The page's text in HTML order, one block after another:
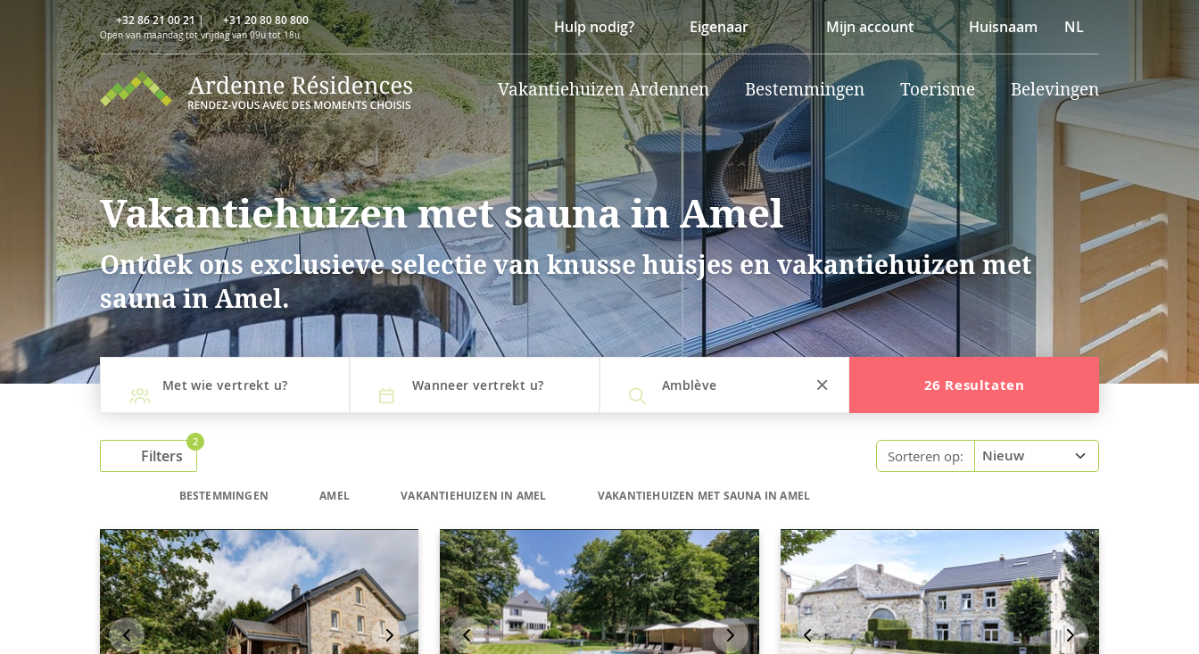
+32 86 21 00 21| +31 20 80 80 800
Open van maandag tot vrijdag van 09u tot 18u Hulp nodig? Eigenaar Mijn account Huisnaam NL
Vakantiehuizen Ardennen Bestemmingen Toerisme Belevingen
Vakantiehuizen met sauna in Amel
Ontdek ons exclusieve selectie van knusse huisjes en vakantiehuizen met
sauna in Amel.
Met wie vertrekt u? Wanneer vertrekt u? Amblève 26 Resultaten
Filters
2
Sorteren op:
BESTEMMINGEN AMEL VAKANTIEHUIZEN IN AMEL VAKANTIEHUIZEN MET SAUNA IN AMEL